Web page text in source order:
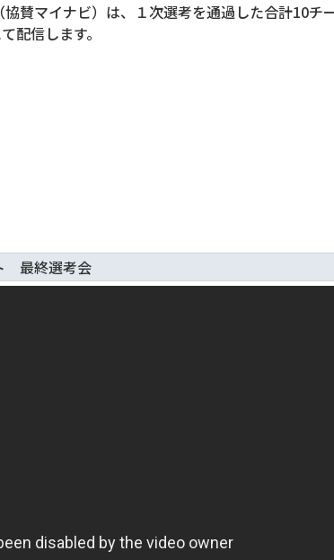
賛マイナビ）は、１次選考を通過した合計10チ
配信します。
最終選考会